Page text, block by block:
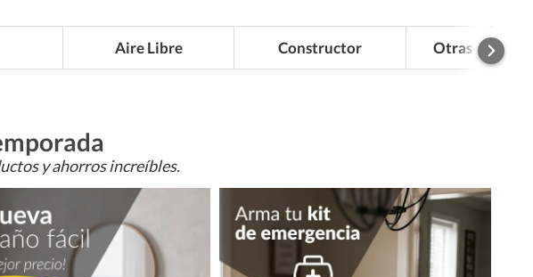
Aire Libre Constructor Otras
y ahorros increíbles.